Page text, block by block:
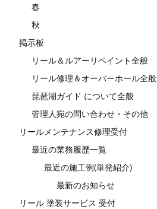
春
秋
掲示板
リール＆ルアーリペイント全般
リール修理＆オーバーホール全般
琵琶湖ガイド について全般
管理人宛の問い合わせ・その他
リールメンテナンス修理受付
最近の業務履歴一覧
最近の施工例(単発紹介)
最新のお知らせ
リール 塗装サービス 受付